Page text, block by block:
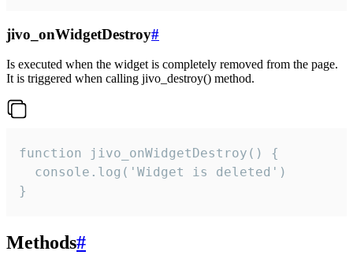
jivo_onWidgetDestroy#
Is executed when the widget is completely removed from the page.
It is triggered when calling jivo_destroy() method.
function jivo_onWidgetDestroy() {
  console.log('Widget is deleted')
}
Methods#